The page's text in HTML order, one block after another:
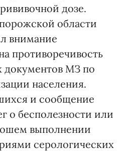
дозе.
области
внимание
противоречивость
документов МЗ по
населения.
и сообщение
о бесполезности или
выполнении
серологических